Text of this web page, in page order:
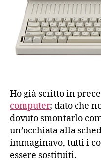
Ho già scritto in
computer; dato che
dovuto smontarlo
un’occhiata alla
immaginavo, tutti i
essere sostituiti.